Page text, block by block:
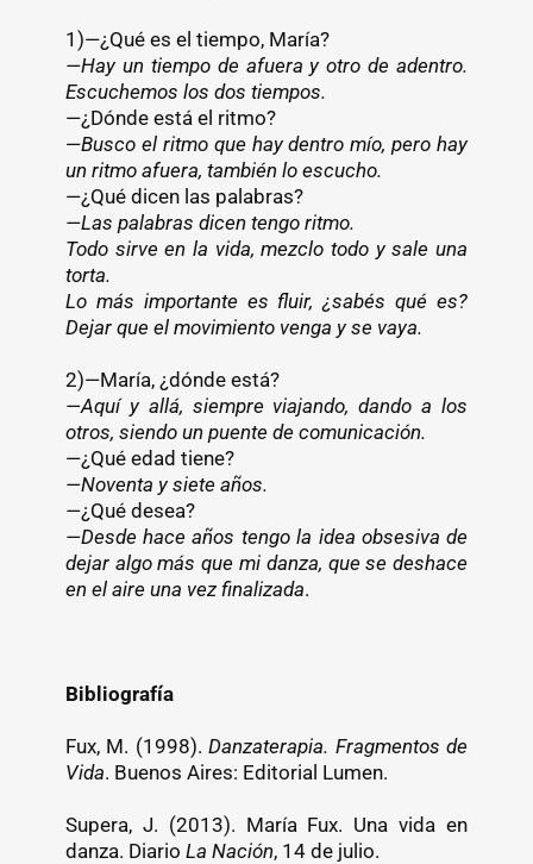
1)—¿Qué es el tiempo, María?
—Hay un tiempo de afuera y otro de adentro.
Escuchemos los dos tiempos.
—¿Dónde está el ritmo?
—Busco el ritmo que hay dentro mío, pero hay
un ritmo afuera, también lo escucho.
—¿Qué dicen las palabras?
—Las palabras dicen tengo ritmo.
Todo sirve en la vida, mezclo todo y sale una
torta.
Lo más importante es fluir, ¿sabés qué es?
Dejar que el movimiento venga y se vaya.
2)—María, ¿dónde está?
—Aquí y allá, siempre viajando, dando a los
otros, siendo un puente de comunicación.
—¿Qué edad tiene?
—Noventa y siete años.
—¿Qué desea?
—Desde hace años tengo la idea obsesiva de
dejar algo más que mi danza, que se deshace
en el aire una vez finalizada.
Bibliografía
Fux, M. (1998). ​Danzaterapia. Fragmentos de
Vida. Buenos Aires: Editorial Lumen.
Supera, J. (2013). María Fux. Una vida en
danza. Diario La Nación, 14 de julio.